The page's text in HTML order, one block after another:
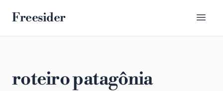
Freesider
roteiro patagônia